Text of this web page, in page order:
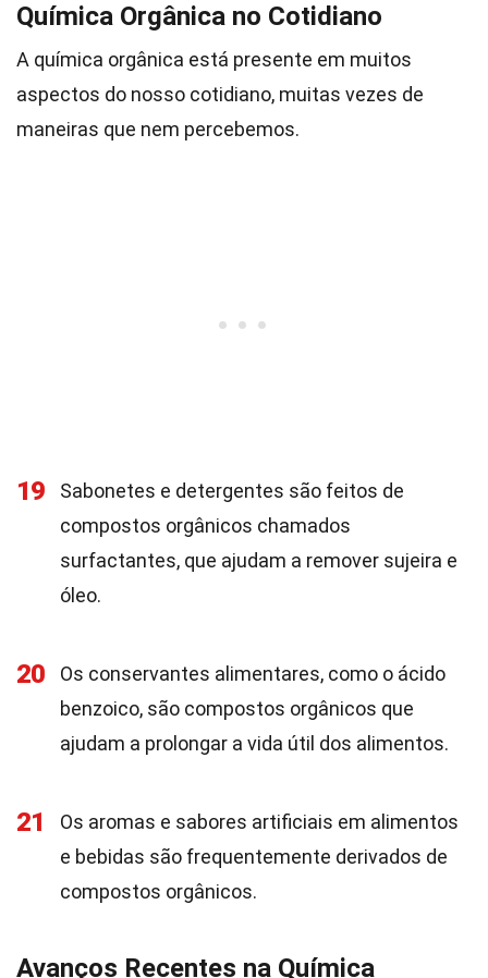
Química Orgânica no Cotidiano
A química orgânica está presente em muitos
aspectos do nosso cotidiano, muitas vezes de
maneiras que nem percebemos.
19
Sabonetes e detergentes são feitos de
compostos orgânicos chamados
surfactantes, que ajudam a remover sujeira e
óleo.
20
Os conservantes alimentares, como o ácido
benzoico, são compostos orgânicos que
ajudam a prolongar a vida útil dos alimentos.
21
Os aromas e sabores artificiais em alimentos
e bebidas são frequentemente derivados de
compostos orgânicos.
Avanços Recentes na Química